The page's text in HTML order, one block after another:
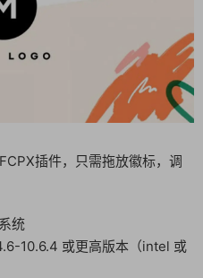
插件，只需拖放徽标，调
统
10.6.4 或更高版本（intel 或